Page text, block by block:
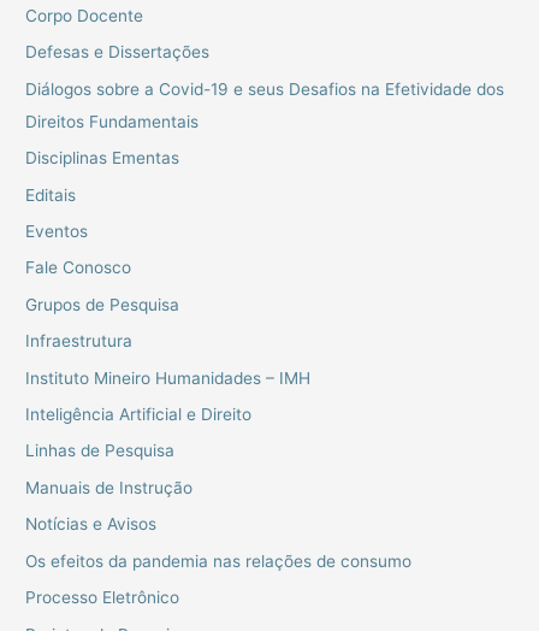
Corpo Docente
Defesas e Dissertações
Diálogos sobre a Covid-19 e seus Desafios na Efetividade dos
Direitos Fundamentais
Disciplinas Ementas
Editais
Eventos
Fale Conosco
Grupos de Pesquisa
Infraestrutura
Instituto Mineiro Humanidades – IMH
Inteligência Artificial e Direito
Linhas de Pesquisa
Manuais de Instrução
Notícias e Avisos
Os efeitos da pandemia nas relações de consumo
Processo Eletrônico